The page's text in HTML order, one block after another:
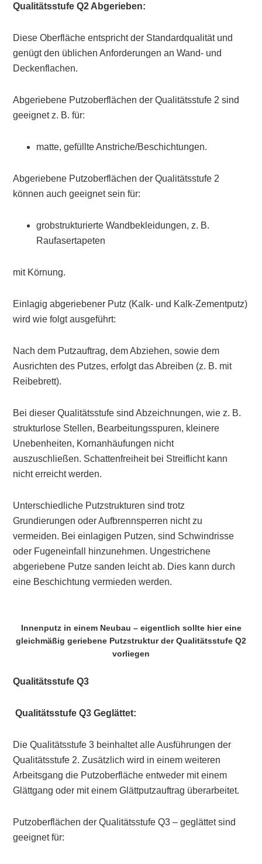
Qualitätsstufe Q2 Abgerieben:
Diese Oberfläche entspricht der Standardqualität und
genügt den üblichen Anforderungen an Wand- und
Deckenflachen.
Abgeriebene Putzoberflächen der Qualitätsstufe 2 sind
geeignet z. B. für:
matte, gefüllte Anstriche/Beschichtungen.
Abgeriebene Putzoberflächen der Qualitätsstufe 2
können auch geeignet sein für:
grobstrukturierte Wandbekleidungen, z. B.
Raufasertapeten
mit Körnung.
Einlagig abgeriebener Putz (Kalk- und Kalk-Zementputz)
wird wie folgt ausgeführt:
Nach dem Putzauftrag, dem Abziehen, sowie dem
Ausrichten des Putzes, erfolgt das Abreiben (z. B. mit
Reibebrett).
Bei dieser Qualitätsstufe sind Abzeichnungen, wie z. B.
strukturlose Stellen, Bearbeitungsspuren, kleinere
Unebenheiten, Kornanhäufungen nicht
auszuschließen. Schattenfreiheit bei Streiflicht kann
nicht erreicht werden.
Unterschiedliche Putzstrukturen sind trotz
Grundierungen oder Aufbrennsperren nicht zu
vermeiden. Bei einlagigen Putzen, sind Schwindrisse
oder Fugeneinfall hinzunehmen. Ungestrichene
abgeriebene Putze sanden leicht ab. Dies kann durch
eine Beschichtung vermieden werden.
Innenputz in einem Neubau – eigentlich sollte hier eine
gleichmäßig geriebene Putzstruktur der Qualitätsstufe Q2
vorliegen
Qualitätsstufe Q3
QualitätsstufeQ3 Geglättet:
Die Qualitätsstufe 3 beinhaltet alle Ausführungen der
Qualitätsstufe 2. Zusätzlich wird in einem weiteren
Arbeitsgang die Putzoberfläche entweder mit einem
Glättgang oder mit einem Glättputzauftrag überarbeitet.
Putzoberflächen der Qualitätsstufe Q3 – geglättet sind
geeignet für: